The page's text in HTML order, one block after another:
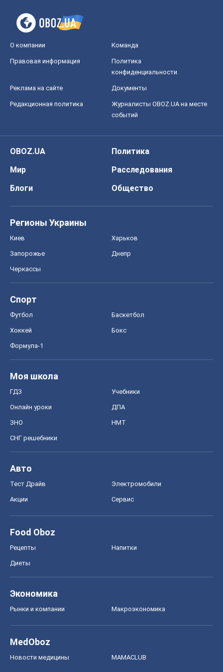
О компании Команда
Правовая информация
Политика
конфиденциальности
Реклама на сайте Документы
Редакционная политика
Журналисты OBOZ.UA на месте
событий
OBOZ.UA
Политика
Мир
Расследования
Блоги
Общество
Регионы Украины
Киев Харьков
Запорожье Днепр
Черкассы
Спорт
Футбол Баскетбол
Хоккей Бокс
Формула-1
Моя школа
ГДЗ Учебники
Онлайн уроки ДПА
ЗНО НМТ
СНГ решебники
Авто
Тест Драйв Электромобили
Акции Сервис
Food Oboz
Рецепты Напитки
Диеты
Экономика
Рынки и компании Mакроэкономика
MedOboz
Новости медицины MAMACLUB